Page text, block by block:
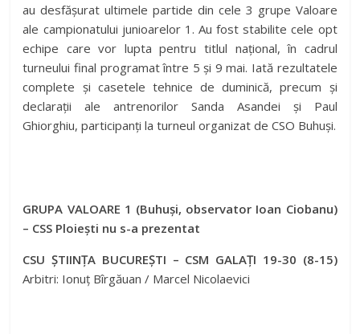
au desfășurat ultimele partide din cele 3 grupe Valoare
ale campionatului junioarelor 1. Au fost stabilite cele opt
echipe care vor lupta pentru titlul național, în cadrul
turneului final programat între 5 și 9 mai. Iată rezultatele
complete și casetele tehnice de duminică, precum și
declarații ale antrenorilor Sanda Asandei și Paul
Ghiorghiu, participanți la turneul organizat de CSO Buhuși.
GRUPA VALOARE 1 (Buhuși, observator Ioan Ciobanu)
– CSS Ploiești nu s-a prezentat
CSU ȘTIINȚA BUCUREȘTI – CSM GALAȚI 19-30 (8-15)
Arbitri: Ionuț Bîrgăuan / Marcel Nicolaevici